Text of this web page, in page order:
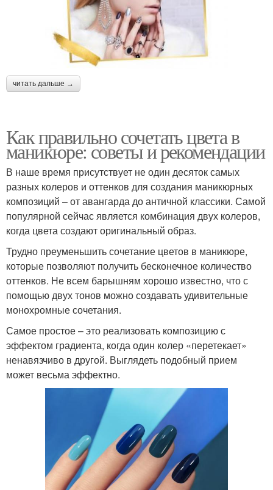
читать дальше →
Как правильно сочетать цвета в
маникюре: советы и рекомендации
В наше время присутствует не один десяток самых
разных колеров и оттенков для создания маникюрных
композиций – от авангарда до античной классики. Самой
популярной сейчас является комбинация двух колеров,
когда цвета создают оригинальный образ.
Трудно преуменьшить сочетание цветов в маникюре,
которые позволяют получить бесконечное количество
оттенков. Не всем барышням хорошо известно, что с
помощью двух тонов можно создавать удивительные
монохромные сочетания.
Самое простое – это реализовать композицию с
эффектом градиента, когда один колер «перетекает»
ненавязчиво в другой. Выглядеть подобный прием
может весьма эффектно.